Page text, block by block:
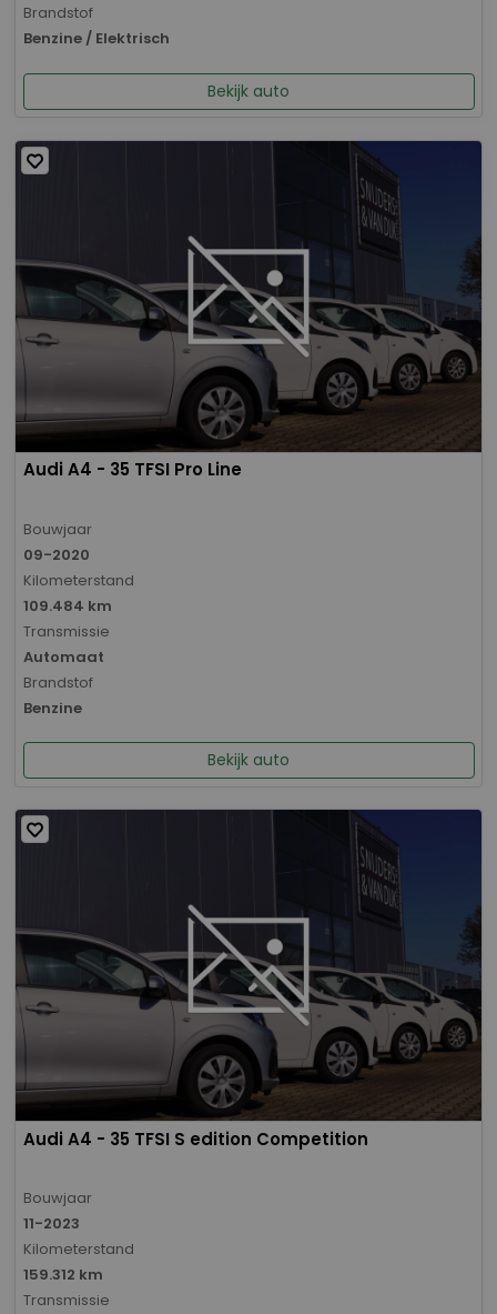
Brandstof
Benzine / Elektrisch
Bekijk auto
Audi A4 - 35 TFSI Pro Line
Bouwjaar
09-2020
Kilometerstand
109.484 km
Transmissie
Automaat
Brandstof
Benzine
Bekijk auto
Audi A4 - 35 TFSI S edition Competition
Bouwjaar
11-2023
Kilometerstand
159.312 km
Transmissie